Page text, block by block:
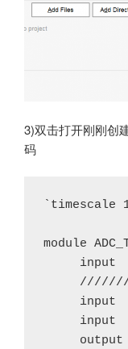
3)双击打开刚刚创
码
`timescale
module